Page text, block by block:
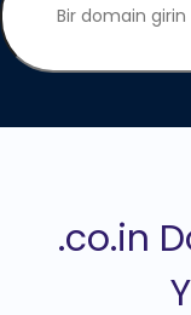
.co.in